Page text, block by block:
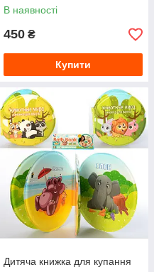
В наявності
450 ₴
Купити
Дитяча книжка для купання